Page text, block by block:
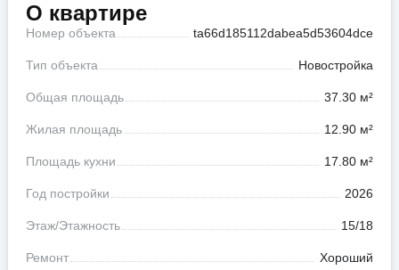
О квартире
Номер объекта ta66d185112dabea5d53604dce
Тип объекта Новостройка
Общая площадь 37.30 м²
Жилая площадь 12.90 м²
Площадь кухни 17.80 м²
Год постройки 2026
Этаж/Этажность 15/18
Ремонт Хороший